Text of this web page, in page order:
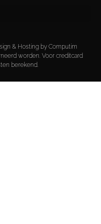
& Hosting by Computim
worden. Voor creditcard
berekend.